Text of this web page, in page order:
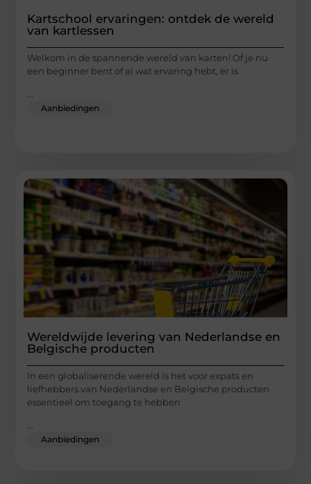
Kartschool ervaringen: ontdek de wereld
van kartlessen
Welkom in de spannende wereld van karten! Of je nu
een beginner bent of al wat ervaring hebt, er is
Aanbiedingen
Wereldwijde levering van Nederlandse en
Belgische producten
In een globaliserende wereld is het voor expats en
liefhebbers van Nederlandse en Belgische producten
essentieel om toegang te hebben
...
Aanbiedingen